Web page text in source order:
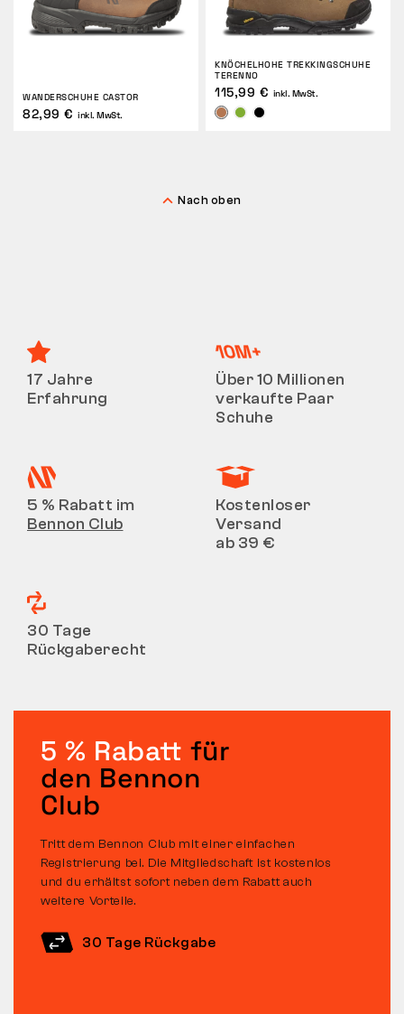
WANDERSCHUHE CASTOR
82,99 € inkl. MwSt.
KNÖCHELHOHE TREKKINGSCHUHE
TERENNO
115,99 € inkl. MwSt.
Nach oben
17 Jahre
Erfahrung
Über 10 Millionen
verkaufte Paar
Schuhe
5 % Rabatt im
Bennon Club
Kostenloser
Versand
ab 39 €
30 Tage
Rückgaberecht
5 % Rabatt für
den Bennon
Club
Tritt dem Bennon Club mit einer einfachen
Registrierung bei. Die Mitgliedschaft ist kostenlos
und du erhältst sofort neben dem Rabatt auch
weitere Vorteile.
30 Tage Rückgabe